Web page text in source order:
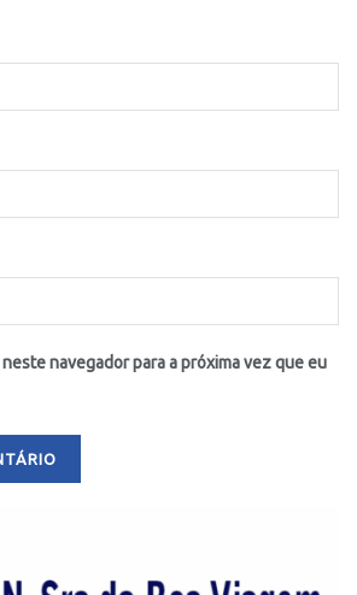
navegador para a próxima vez que eu